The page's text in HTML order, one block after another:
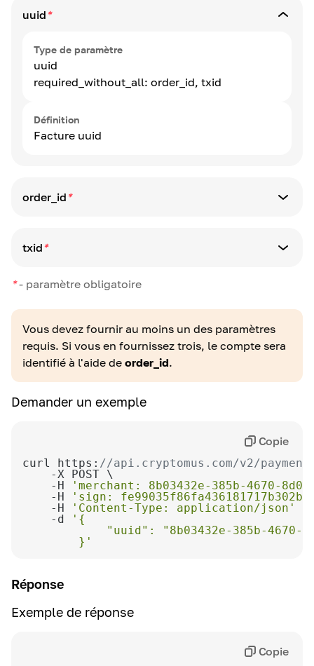
uuid*
Type de paramètre
uuid
required_without_all: order_id, txid
Définition
Facture uuid
order_id*
min:1
alpha_dash
required_without_all: uuid, txid
Définition
ID de commande de facture
txid*
string
min:1
max:256
required_without_all: uuid, order_id
Obligatoire sauf si un uuid ou un order_id est
*- paramètre obligatoire
Vous devez fournir au moins un des paramètres
requis. Si vous en fournissez trois, le compte sera
identifié à l'aide de order_id.
Demander un exemple
curl https: //api.cryptomus.com/v2/
    -H
'merchant: 8b03432e-385b-4670-
    -H
'sign:
    -H
'Content-Type: application/json'
    -d
        }'
Copie
Réponse
Exemple de réponse
Copie